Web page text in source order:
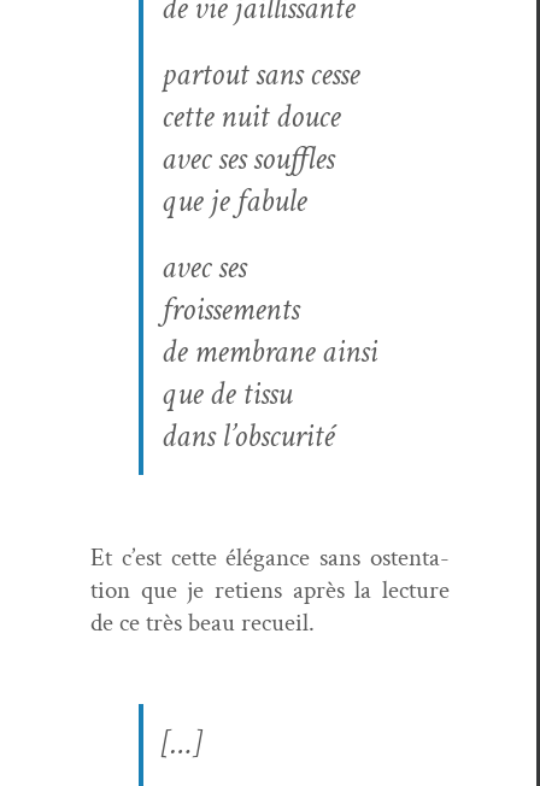
partout sans cesse
cette nuit douce
avec ses souffles
que je fabule
avec ses
froissements
de mem­brane ain­si
que de tissu
dans l’ob­scu­rité
Et c’est cette élé­gance sans osten­ta­
tion que je retiens après la lec­ture
de ce très beau recueil.
[…]